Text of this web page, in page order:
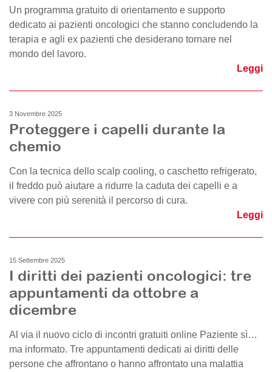
Un programma gratuito di orientamento e supporto
dedicato ai pazienti oncologici che stanno concludendo la
terapia e agli ex pazienti che desiderano tornare nel
mondo del lavoro.
Leggi
3 Novembre 2025
Proteggere i capelli durante la
chemio
Con la tecnica dello scalp cooling, o caschetto refrigerato,
il freddo può aiutare a ridurre la caduta dei capelli e a
vivere con più serenità il percorso di cura.
Leggi
15 Settembre 2025
I diritti dei pazienti oncologici: tre
appuntamenti da ottobre a
dicembre
Al via il nuovo ciclo di incontri gratuiti online Paziente sì…
ma informato. Tre appuntamenti dedicati ai diritti delle
persone che affrontano o hanno affrontato una malattia